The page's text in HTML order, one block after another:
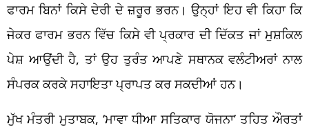
ਫਾਰਮ ਬਿਨਾਂ ਕਿਸੇ ਦੇਰੀ ਦੇ ਜ਼ਰੂਰ ਭਰਨ। ਉਨ੍ਹਾਂ ਇਹ ਵੀ ਕਿਹਾ ਕਿ
ਜੇਕਰ ਫਾਰਮ ਭਰਨ ਵਿੱਚ ਕਿਸੇ ਵੀ ਪ੍ਰਕਾਰ ਦੀ ਦਿੱਕਤ ਜਾਂ ਮੁਸ਼ਕਿਲ
ਪੇਸ਼ ਆਉਂਦੀ ਹੈ, ਤਾਂ ਉਹ ਤੁਰੰਤ ਆਪਣੇ ਸਥਾਨਕ ਵਲੰਟੀਅਰਾਂ ਨਾਲ
ਸੰਪਰਕ ਕਰਕੇ ਸਹਾਇਤਾ ਪ੍ਰਾਪਤ ਕਰ ਸਕਦੀਆਂ ਹਨ।
ਮੁੱਖ ਮੰਤਰੀ ਮੁਤਾਬਕ, ‘ਮਾਵਾ ਧੀਆ ਸਤਿਕਾਰ ਯੋਜਨਾ’ ਤਹਿਤ ਔਰਤਾਂ